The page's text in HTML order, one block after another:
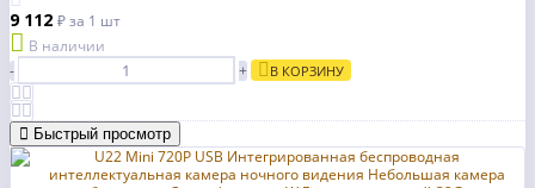
9 112 ₽за 1 шт
В наличии
-
+ В КОРЗИНУ
Быстрый просмотр